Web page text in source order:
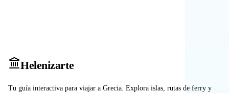
Helenizarte
Tu guía interactiva para viajar a Grecia. Explora islas, rutas de ferry y